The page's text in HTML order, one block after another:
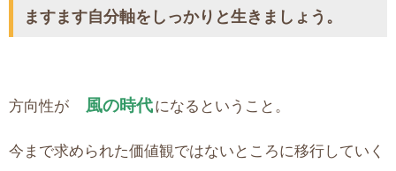
ますます自分軸をしっかりと生きましょう。
方向性が 風の時代になるということ。
今まで求められた価値観ではないところに移行していく